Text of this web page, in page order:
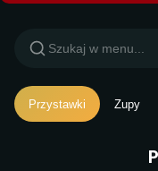
Przystawki Zupy